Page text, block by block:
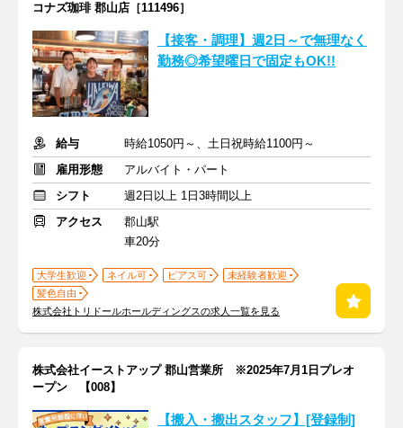
コナズ珈琲 郡山店［111496］
【接客・調理】週2日～で無理なく
勤務◎希望曜日で固定もOK!!
給与
時給1050円～、土日祝時給1100円～
雇用形態
アルバイト・パート
シフト
週2日以上 1日3時間以上
アクセス
郡山駅
車20分
大学生歓迎 ネイル可 ピアス可
未経験者歓迎
髪色自由
株式会社トリドールホールディングスの求人一覧を見る
株式会社イーストアップ 郡山営業所 ※2025年7月1日プレオ
ープン 【008】
【搬入・搬出スタッフ】[登録制]